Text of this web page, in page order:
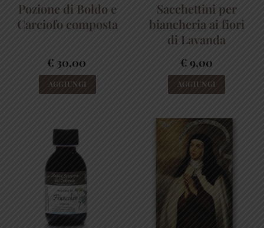
Pozione di Boldo e
Carciofo composta
€ 30,00
AGGIUNGI
Sacchettini per
biancheria ai fiori
di Lavanda
€ 9,00
AGGIUNGI